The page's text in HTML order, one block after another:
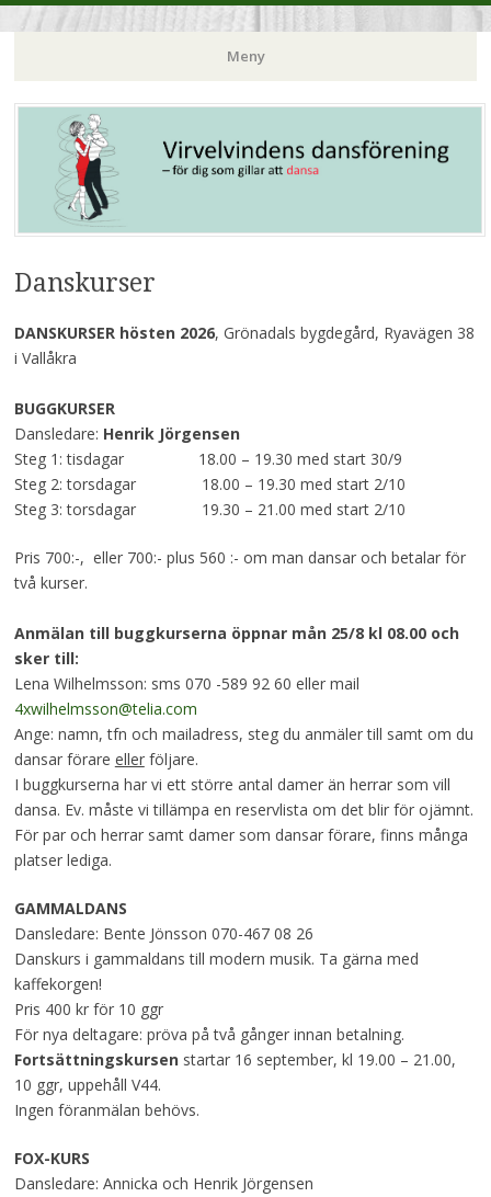
Meny
Hoppa
innehåll
Danskurser
DANSKURSER hösten 2026, Grönadals bygdegård, Ryavägen 38
i Vallåkra
BUGGKURSER
Dansledare: Henrik Jörgensen
Steg 1: tisdagar 18.00 – 19.30 med start 30/9
Steg 2: torsdagar 18.00 – 19.30 med start 2/10
Steg 3: torsdagar 19.30 – 21.00 med start 2/10
Pris 700:-, eller 700:- plus 560 :- om man dansar och betalar för
två kurser.
Anmälan till buggkurserna öppnar mån 25/8 kl 08.00 och
sker till:
Lena Wilhelmsson: sms 070 -589 92 60 eller mail
4xwilhelmsson@telia.com
Ange: namn, tfn och mailadress, steg du anmäler till samt om du
dansar förare ellerföljare.
I buggkurserna har vi ett större antal damer än herrar som vill
dansa. Ev. måste vi tillämpa en reservlista om det blir för ojämnt.
För par och herrar samt damer som dansar förare, finns många
platser lediga.
GAMMALDANS
Dansledare: Bente Jönsson 070-467 08 26
Danskurs i gammaldans till modern musik. Ta gärna med
kaffekorgen!
Pris 400 kr för 10 ggr
För nya deltagare: pröva på två gånger innan betalning.
Fortsättningskursenstartar 16 september, kl 19.00 – 21.00,
10 ggr, uppehåll V44.
Ingen föranmälan behövs.
FOX-KURS
Dansledare: Annicka och Henrik Jörgensen